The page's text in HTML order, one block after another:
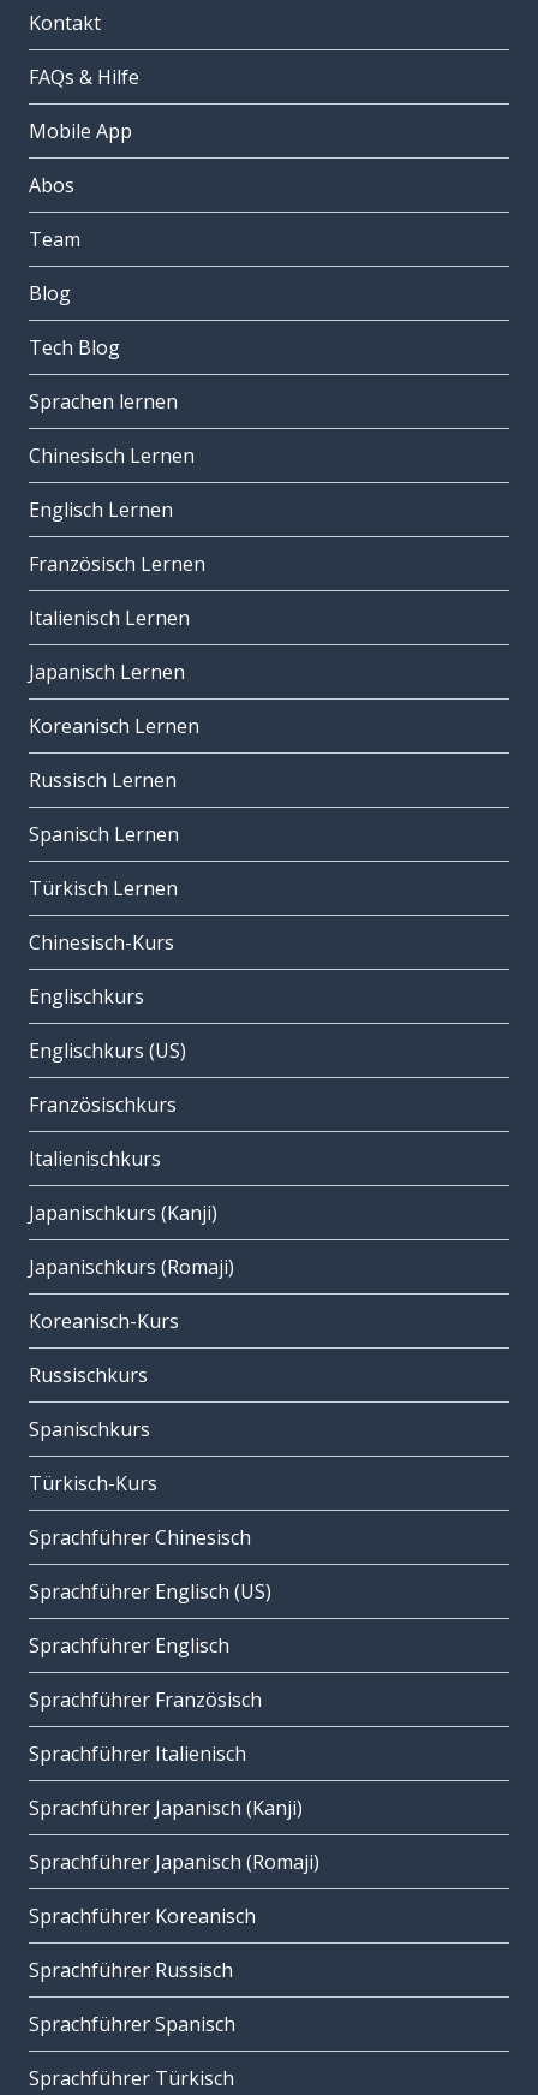
Kontakt
FAQs & Hilfe
Mobile App
Abos
Team
Blog
Tech Blog
Sprachen lernen
Chinesisch Lernen
Englisch Lernen
Französisch Lernen
Italienisch Lernen
Japanisch Lernen
Koreanisch Lernen
Russisch Lernen
Spanisch Lernen
Türkisch Lernen
Chinesisch-Kurs
Englischkurs
Englischkurs (US)
Französischkurs
Italienischkurs
Japanischkurs (Kanji)
Japanischkurs (Romaji)
Koreanisch-Kurs
Russischkurs
Spanischkurs
Türkisch-Kurs
Sprachführer Chinesisch
Sprachführer Englisch (US)
Sprachführer Englisch
Sprachführer Französisch
Sprachführer Italienisch
Sprachführer Japanisch (Kanji)
Sprachführer Japanisch (Romaji)
Sprachführer Koreanisch
Sprachführer Russisch
Sprachführer Spanisch
Sprachführer Türkisch